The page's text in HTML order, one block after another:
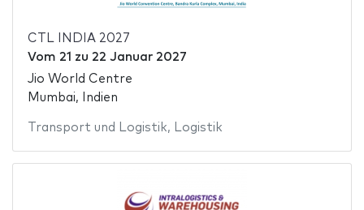
CTL INDIA 2027
Vom 21 zu 22 Januar 2027
Jio World Centre
Mumbai, Indien
Transport und Logistik, Logistik